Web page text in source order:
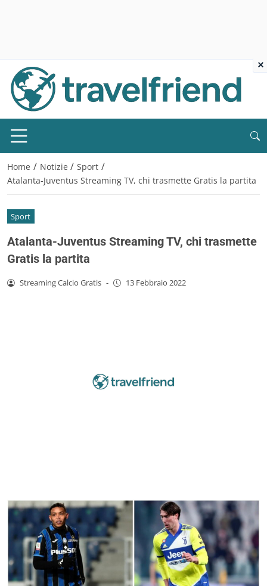
Home / Notizie / Sport /
Atalanta-Juventus Streaming TV, chi trasmette Gratis la partita
Sport
Atalanta-Juventus Streaming TV, chi trasmette
Gratis la partita
Streaming Calcio Gratis - 13 Febbraio 2022
×